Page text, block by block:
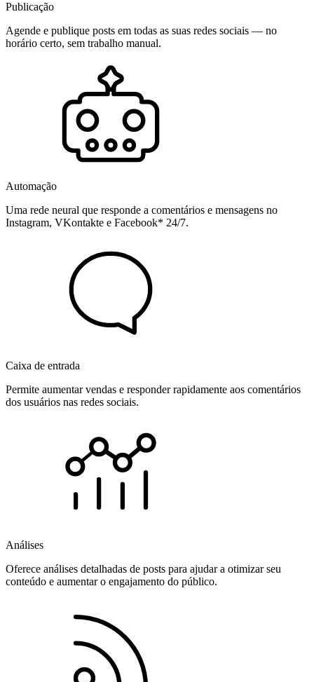
Publicação
Agende e publique posts em todas as suas redes sociais — no
horário certo, sem trabalho manual.
Automação
Uma rede neural que responde a comentários e mensagens no
Instagram, VKontakte e Facebook* 24/7.
Caixa de entrada
Permite aumentar vendas e responder rapidamente aos comentários
dos usuários nas redes sociais.
Análises
Oferece análises detalhadas de posts para ajudar a otimizar seu
conteúdo e aumentar o engajamento do público.